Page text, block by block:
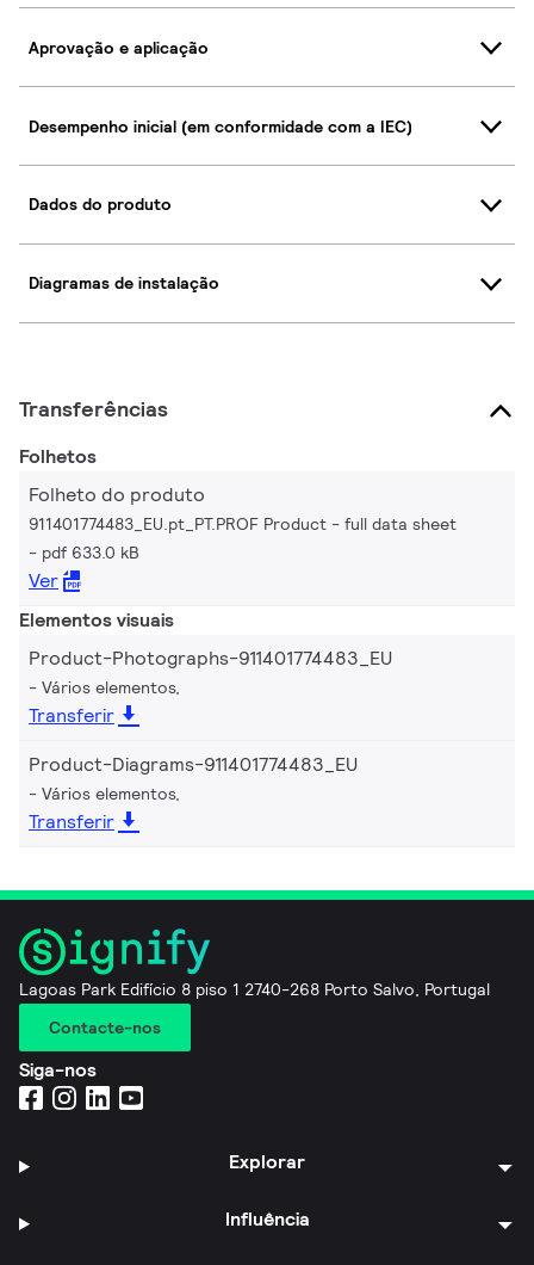
Aprovação e aplicação
Desempenho inicial (em conformidade com a IEC)
Dados do produto
Diagramas de instalação
Transferências
Folhetos
Folheto do produto
911401774483_EU.pt_PT.PROF Product - full data sheet
pdf 633.0 kB
Ver
Elementos visuais
Product-Photographs-911401774483_EU
Vários elementos,
Transferir
Product-Diagrams-911401774483_EU
Vários elementos,
Transferir
Lagoas Park Edifício 8 piso 1 2740-268 Porto Salvo, Portugal
Contacte-nos
Siga-nos
Explorar
Influência